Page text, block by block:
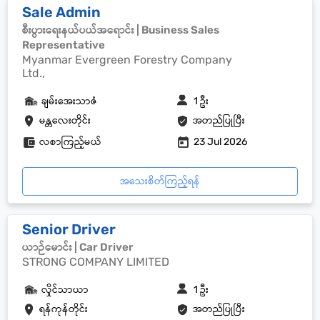
Sale Admin
စီးပွားရေးနယ်ပယ်အရောင်း | Business Sales
Representative
Myanmar Evergreen Forestry Company
Ltd.,
မန္တလေးတိုင်း အတည်ပြုပြီး
ချမ်းအေးသာဇံ 1 ဦး
လစာကြည့်မယ် 23 Jul 2026
အသေးစိတ်ကြည့်ရန်
Senior Driver
ယာဉ်မောင်း | Car Driver
STRONG COMPANY LIMITED
ရန်ကုန်တိုင်း အတည်ပြုပြီး
လှိုင်သာယာ 1 ဦး